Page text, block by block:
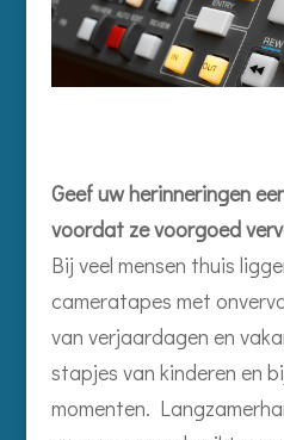
Geef uw herinneringen
voordat ze voorgoed
Bij veel mensen thuis
cameratapes met
van verjaardagen en
stapjes van kinderen en
momenten.